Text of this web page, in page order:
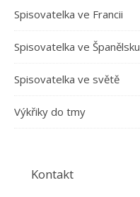
Spisovatelka ve Francii
Spisovatelka ve Španělsku
Spisovatelka ve světě
Výkřiky do tmy
Kontakt